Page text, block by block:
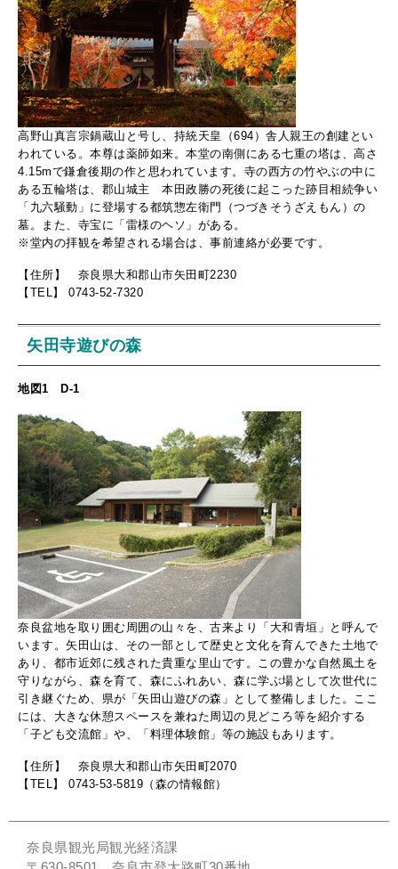
高野山真言宗鍋蔵山と号し、持統天皇（694）舎人親王の創建とい
われている。本尊は薬師如来。本堂の南側にある七重の塔は、高さ
4.15mで鎌倉後期の作と思われています。寺の西方の竹やぶの中に
ある五輪塔は、郡山城主 本田政勝の死後に起こった跡目相続争い
「九六騒動」に登場する都筑惣左衛門（つづきそうざえもん）の
墓。また、寺宝に「雷様のヘソ」がある。
※堂内の拝観を希望される場合は、事前連絡が必要です。
【住所】 奈良県大和郡山市矢田町2230
【TEL】 0743-52-7320
矢田寺遊びの森
地図1 D-1
奈良盆地を取り囲む周囲の山々を、古来より「大和青垣」と呼んで
います。矢田山は、その一部として歴史と文化を育んできた土地で
あり、都市近郊に残された貴重な里山です。この豊かな自然風土を
守りながら、森を育て、森にふれあい、森に学ぶ場として次世代に
引き継ぐため、県が「矢田山遊びの森」として整備しました。ここ
には、大きな休憩スペースを兼ねた周辺の見どころ等を紹介する
「子ども交流館」や、「料理体験館」等の施設もあります。
【住所】 奈良県大和郡山市矢田町2070
【TEL】 0743-53-5819（森の情報館）
奈良県観光局観光経済課